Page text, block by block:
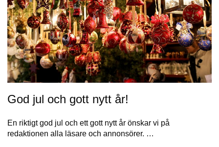
God jul och gott nytt år!
En riktigt god jul och ett gott nytt år önskar vi på
redaktionen alla läsare och annonsörer. …